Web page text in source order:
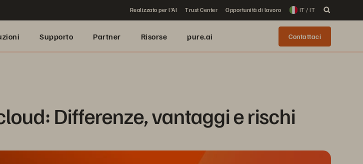
Realizzato per l'AI Trust Center Opportunità di lavoro IT / IT
Supporto Partner Risorse pure.ai Contattaci
Differenze, vantaggi e rischi